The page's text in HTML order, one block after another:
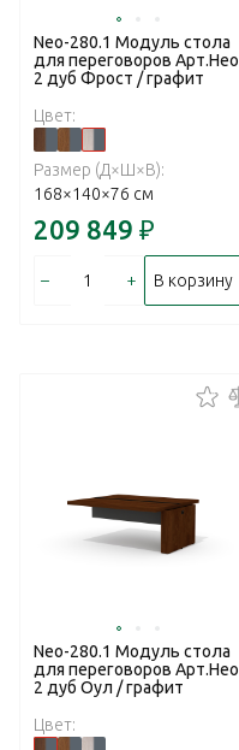
Neo-280.1 Модуль стола
для переговоров Арт.Нео
2 дуб Фрост / графит
Цвет:
Размер (Д×Ш×В):
168×140×76 см
209 849 ₽
– + В корзину
Neo-280.1 Модуль стола
для переговоров Арт.Нео
2 дуб Оул / графит
Цвет: